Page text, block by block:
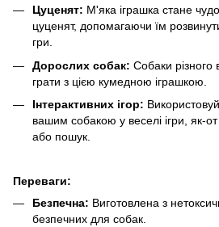
Цуценят: М'яка іграшка стане
цуценят, допомагаючи їм
гри.
Дорослих собак: Собаки різного
грати з цією кумедною іграшкою.
Інтерактивних ігор:
вашим собакою у веселі ігри, як-
або пошук.
Переваги:
Безпечна: Виготовлена з
безпечних для собак.